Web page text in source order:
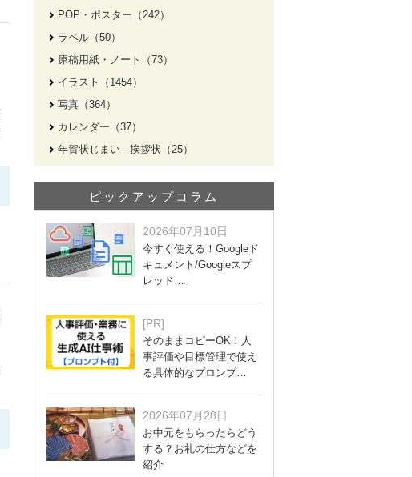
POP・ポスター（242）
ラベル（50）
原稿用紙・ノート（73）
イラスト（1454）
写真（364）
カレンダー（37）
年賀状じまい - 挨拶状（25）
ピックアップコラム
2026年07月10日
今すぐ使える！Googleド
キュメント/Googleスプ
レッド…
[PR]
そのままコピーOK！人
事評価や目標管理で使え
る具体的なプロンプ…
2026年07月28日
お中元をもらったらどう
する？お礼の仕方などを
紹介